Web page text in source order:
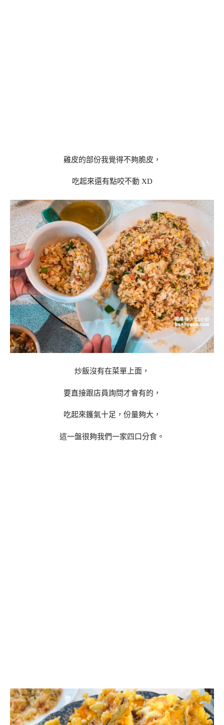
雞皮的部份我覺得不夠脆皮，
吃起來還有點咬不動 XD
炒飯沒有在菜單上面，
要直接跟店員詢問才會有的，
吃起來鑊氣十足，份量夠大，
這一盤很夠我們一家四口分食。